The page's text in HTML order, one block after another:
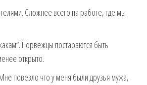
Сложнее всего на работе, где мы
Норвежцы постараются быть
открыто.
повезло что у меня были друзья мужа,